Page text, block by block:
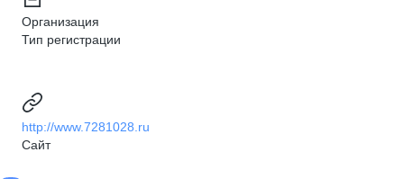
Организация
Тип регистрации
http://www.7281028.ru
Сайт